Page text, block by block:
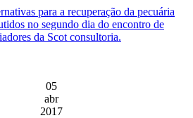
para a recuperação da pecuária
no segundo dia do encontro de
da Scot consultoria.
05
abr
2017